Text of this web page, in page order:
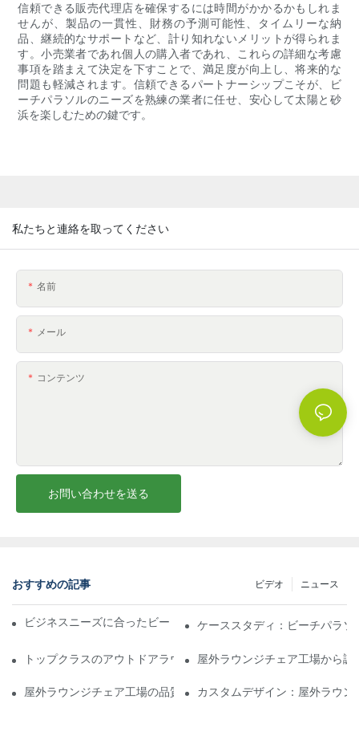
信頼できる販売代理店を確保するには時間がかかるかもしれま
せんが、製品の一貫性、財務の予測可能性、タイムリーな納
品、継続的なサポートなど、計り知れないメリットが得られま
す。小売業者であれ個人の購入者であれ、これらの詳細な考慮
事項を踏まえて決定を下すことで、満足度が向上し、将来的な
問題も軽減されます。信頼できるパートナーシップこそが、ビ
ーチパラソルのニーズを熟練の業者に任せ、安心して太陽と砂
浜を楽しむための鍵です。
私たちと連絡を取ってください
名前
メール
コンテンツ
お問い合わせを送る
おすすめの記事 ニュース
ビデオ
ビジネスニーズに合ったビーチパラソル販売業者を見つける
ケーススタディ：ビーチパラ
トップクラスのアウトドアラウンジチェア工場に期待できること
屋外ラウンジチェア工場から調
屋外ラウンジチェア工場の品質評価方法カスタムデザイン：屋外ラウ